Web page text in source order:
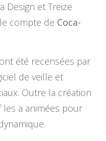
Design et Treize
compte de Coca-
été recensées par
de veille et
Outre la création
les a animées pour